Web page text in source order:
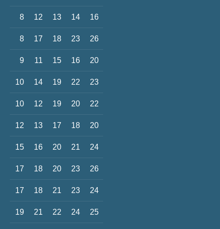
8 12 13 14 16
8 17 18 23 26
9 11 15 16 20
10 14 19 22 23
10 12 19 20 22
12 13 17 18 20
15 16 20 21 24
17 18 20 23 26
17 18 21 23 24
19 21 22 24 25